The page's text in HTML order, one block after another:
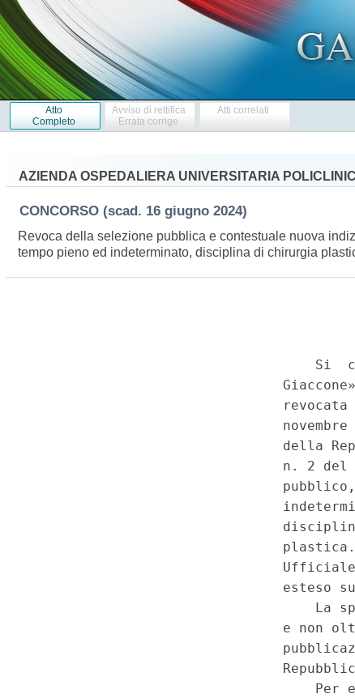
Atto
Completo
Avviso di rettifica
Errata corrige
Atti correlati
AZIENDA OSPEDALIERA UNIVERSITARIA
CONCORSO (scad. 16 giugno 2024)
Revoca della selezione pubblica e contestuale nuova
tempo pieno ed indeterminato, disciplina di chirurgia